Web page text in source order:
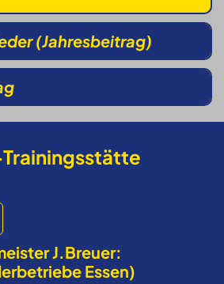
(Jahresbeitrag)
J.Breuer:
Essen)